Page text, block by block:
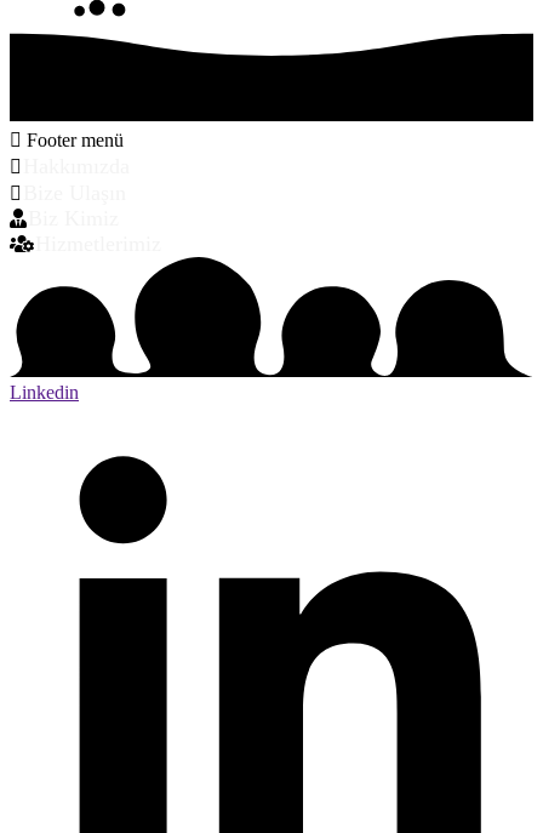
Footer menü
Linkedin